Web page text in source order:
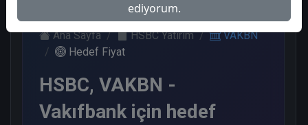
Ana Sayfa HSBC Yatırım
VAKBN
Hedef Fiyat
HSBC, VAKBN -
Vakıfbank için hedef
ediyorum.